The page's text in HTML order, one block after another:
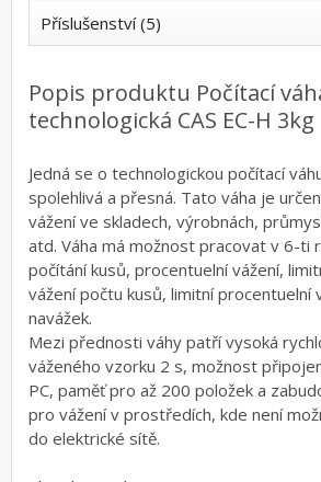
Příslušenství (5)
Popis produktu Počítací
technologická CAS EC-H 3kg
Jedná se o technologickou počítací
spolehlivá a přesná. Tato váha je
vážení ve skladech, výrobnách,
atd. Váha má možnost pracovat v 6-ti
počítání kusů, procentuelní vážení,
vážení počtu kusů, limitní procentuelní
navážek.
Mezi přednosti váhy patří vysoká
váženého vzorku 2 s, možnost
PC, paměť pro až 200 položek a
pro vážení v prostředích, kde není
do elektrické sítě.